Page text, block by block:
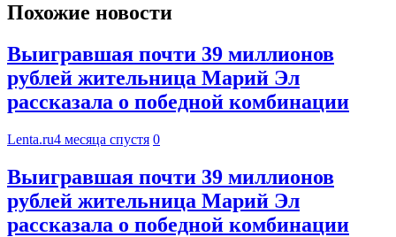
Похожие новости
Выигравшая почти 39 миллионов
рублей жительница Марий Эл
рассказала о победной комбинации
Lenta.ru4 месяца спустя 0
Выигравшая почти 39 миллионов
рублей жительница Марий Эл
рассказала о победной комбинации